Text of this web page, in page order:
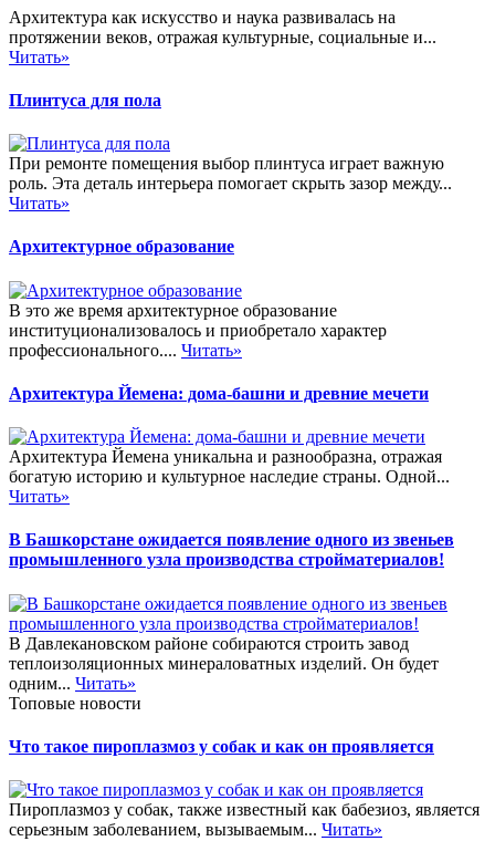
Архитектура как искусство и наука развивалась на
протяжении веков, отражая культурные, социальные и...
Читать»
Плинтуса для пола
При ремонте помещения выбор плинтуса играет важную
роль. Эта деталь интерьера помогает скрыть зазор между...
Читать»
Архитектурное образование
В это же время архитектурное образование
институционализовалось и приобретало характер
профессионального.... Читать»
Архитектура Йемена: дома-башни и древние мечети
Архитектура Йемена уникальна и разнообразна, отражая
богатую историю и культурное наследие страны. Одной...
Читать»
В Башкорстане ожидается появление одного из звеньев
промышленного узла производства стройматериалов!
В Давлекановском районе собираются строить завод
теплоизоляционных минераловатных изделий. Он будет
одним... Читать»
Топовые новости
Что такое пироплазмоз у собак и как он проявляется
Пироплазмоз у собак, также известный как бабезиоз, является
серьезным заболеванием, вызываемым... Читать»